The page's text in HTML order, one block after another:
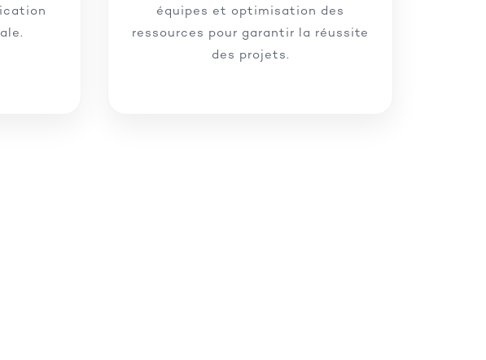
équipes et optimisation des
ressources pour garantir la réussite
des projets.